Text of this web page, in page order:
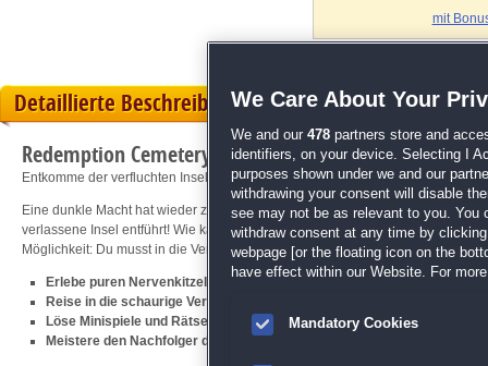
mit
Detaillierte Beschreibung
Redemption Cemetery: Grabgeflüster
Entkomme der verfluchten Insel und befreie die Geister!
Eine dunkle Macht hat wieder zugeschlagen! Irgendetwas hat sich an deiner
verlassene Insel entführt! Wie kannst du nur entkommen? Ein mysteriöser
Möglichkeit: Du musst in die Vergangenheit reisen und die gefangenen
Erlebe puren Nervenkitzel mit herausfordernden Wimmelbildern und
Reise in die schaurige Vergangenheit und befreie die Geister
Löse Minispiele und Rätsel – Gänsehaut garantiert
Meistere den Nachfolger des unheimlichen Wimmelbild-Hits
We Care About Your
We and our 478 partners store and
identifiers, on your device. Selecting I
purposes shown under we and our
withdrawing your consent will disable
see may not be as relevant to you. You
withdraw consent at any time by
webpage [or the floating icon on the
have effect within our Website. For
Mandatory Cookies